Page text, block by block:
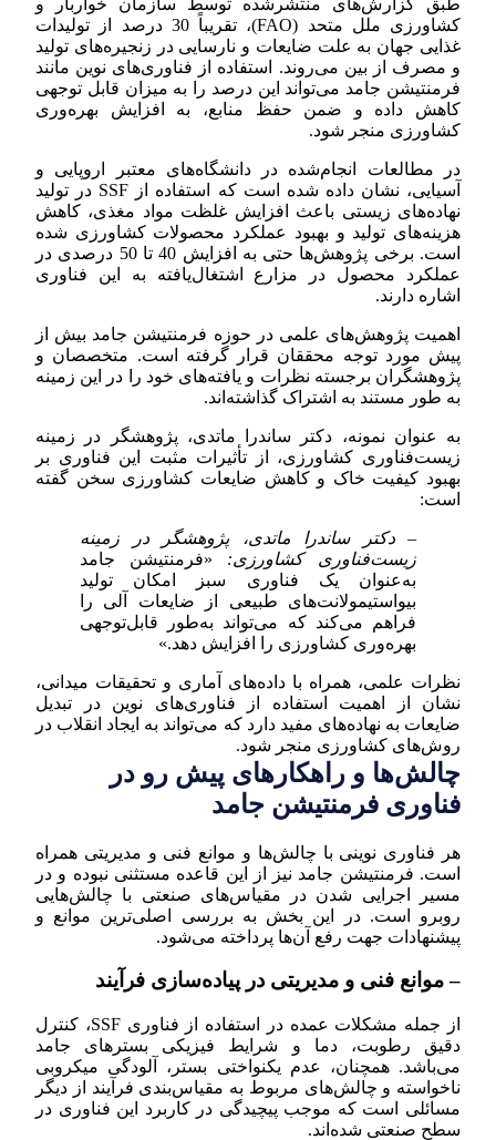
طبق گزارش‌های منتشرشده توسط سازمان خواربار و
کشاورزی ملل متحد (FAO)، تقریباً 30 درصد از تولیدات
غذایی جهان به علت ضایعات و نارسایی در زنجیره‌های تولید
و مصرف از بین می‌روند. استفاده از فناوری‌های نوین مانند
فرمنتیشن جامد می‌تواند این درصد را به میزان قابل توجهی
کاهش داده و ضمن حفظ منابع، به افزایش بهره‌وری
کشاورزی منجر شود.
در مطالعات انجام‌شده در دانشگاه‌های معتبر اروپایی و
آسیایی، نشان داده شده است که استفاده از SSF در تولید
نهاده‌های زیستی باعث افزایش غلظت مواد مغذی، کاهش
هزینه‌های تولید و بهبود عملکرد محصولات کشاورزی شده
است. برخی پژوهش‌ها حتی به افزایش 40 تا 50 درصدی در
عملکرد محصول در مزارع اشتغال‌یافته به این فناوری
اشاره دارند.
اهمیت پژوهش‌های علمی در حوزه فرمنتیشن جامد بیش از
پیش مورد توجه محققان قرار گرفته است. متخصصان و
پژوهشگران برجسته نظرات و یافته‌های خود را در این زمینه
به طور مستند به اشتراک گذاشته‌اند.
به عنوان نمونه، دکتر ساندرا ماتدی، پژوهشگر در زمینه
زیست‌فناوری کشاورزی، از تأثیرات مثبت این فناوری بر
بهبود کیفیت خاک و کاهش ضایعات کشاورزی سخن گفته
است:
– دکتر ساندرا ماتدی، پژوهشگر در زمینه
زیست‌فناوری کشاورزی: «فرمنتیشن جامد
به‌عنوان یک فناوری سبز امکان تولید
بیواستیمولانت‌های طبیعی از ضایعات آلی را
فراهم می‌کند که می‌تواند به‌طور قابل‌توجهی
بهره‌وری کشاورزی را افزایش دهد.»
نظرات علمی، همراه با داده‌های آماری و تحقیقات میدانی،
نشان از اهمیت استفاده از فناوری‌های نوین در تبدیل
ضایعات به نهاده‌های مفید دارد که می‌تواند به ایجاد انقلاب در
روش‌های کشاورزی منجر شود.
چالش‌ها و راهکارهای پیش رو در
فناوری فرمنتیشن جامد
هر فناوری نوینی با چالش‌ها و موانع فنی و مدیریتی همراه
است. فرمنتیشن جامد نیز از این قاعده مستثنی نبوده و در
مسیر اجرایی شدن در مقیاس‌های صنعتی با چالش‌هایی
روبرو است. در این بخش به بررسی اصلی‌ترین موانع و
پیشنهادات جهت رفع آن‌ها پرداخته می‌شود.
– موانع فنی و مدیریتی در پیاده‌سازی فرآیند
از جمله مشکلات عمده در استفاده از فناوری SSF، کنترل
دقیق رطوبت، دما و شرایط فیزیکی بسترهای جامد
می‌باشد. همچنان، عدم یکنواختی بستر، آلودگی میکروبی
ناخواسته و چالش‌های مربوط به مقیاس‌بندی فرآیند از دیگر
مسائلی است که موجب پیچیدگی در کاربرد این فناوری در
سطح صنعتی شده‌اند.